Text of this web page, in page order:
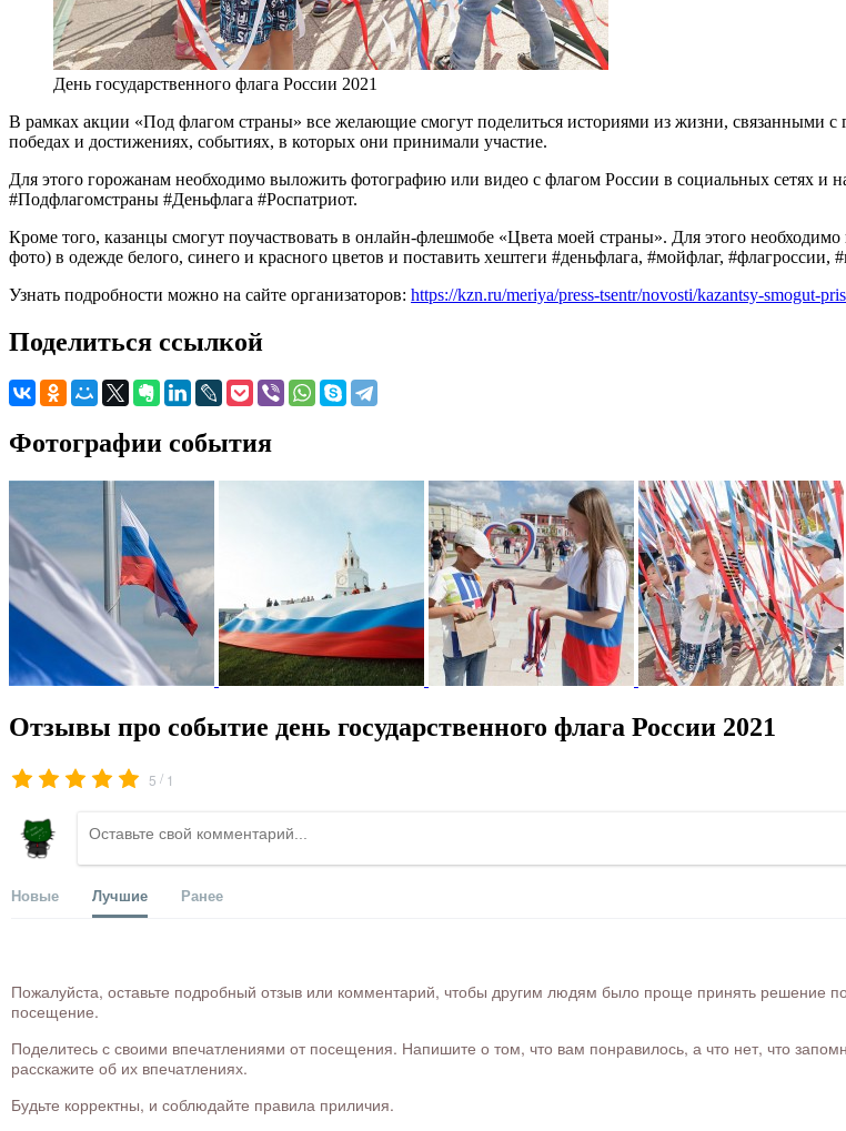
День государственного флага России 2021
В рамках акции «Под флагом страны» все желающие смогут поделиться историями из жизни, связанными с
победах и достижениях, событиях, в которых они принимали участие.
Для этого горожанам необходимо выложить фотографию или видео с флагом России в социальных сетях и
#Подфлагомстраны #Деньфлага #Роспатриот.
Кроме того, казанцы смогут поучаствовать в онлайн-флешмобе «Цвета моей страны». Для этого
фото) в одежде белого, синего и красного цветов и поставить хештеги #деньфлага, #мойфлаг, #флагроссии,
Узнать подробности можно на сайте организаторов: https://kzn.ru/meriya/press-tsentr/novosti/kazantsy-smogut-
Поделиться ссылкой
Фотографии события
Отзывы про событие день государственного флага России 2021
5 / 1
Новые Лучшие Ранее
Пожалуйста, оставьте подробный отзыв или комментарий, чтобы другим людям было проще принять решение
посещение.
Поделитесь с своими впечатлениями от посещения. Напишите о том, что вам понравилось, а что нет, что
расскажите об их впечатлениях.
Будьте корректны, и соблюдайте правила приличия.